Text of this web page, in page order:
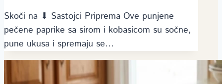
Skoči na ⬇ Sastojci Priprema Ove punjene
pečene paprike sa sirom i kobasicom su sočne,
pune ukusa i spremaju se…